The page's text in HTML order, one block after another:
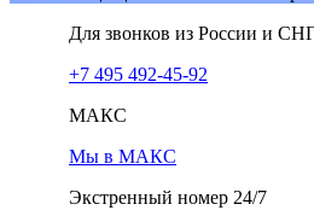
Для звонков из России и
+7 495 492-45-92
МАКС
Мы в МАКС
Экстренный номер 24/7